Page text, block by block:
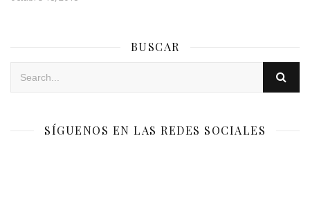
BUSCAR
SÍGUENOS EN LAS REDES SOCIALES